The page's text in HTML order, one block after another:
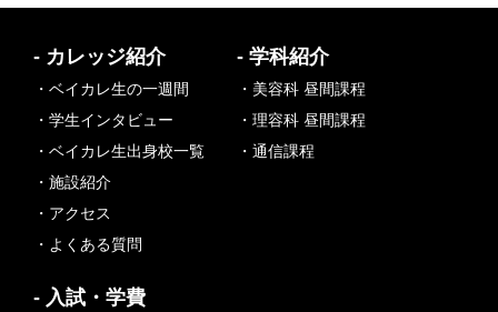
- カレッジ紹介
・ベイカレ生の一週間
・学生インタビュー
・ベイカレ生出身校一覧
・施設紹介
・アクセス
・よくある質問
- 学科紹介
・美容科 昼間課程
・理容科 昼間課程
・通信課程
- 入試・学費